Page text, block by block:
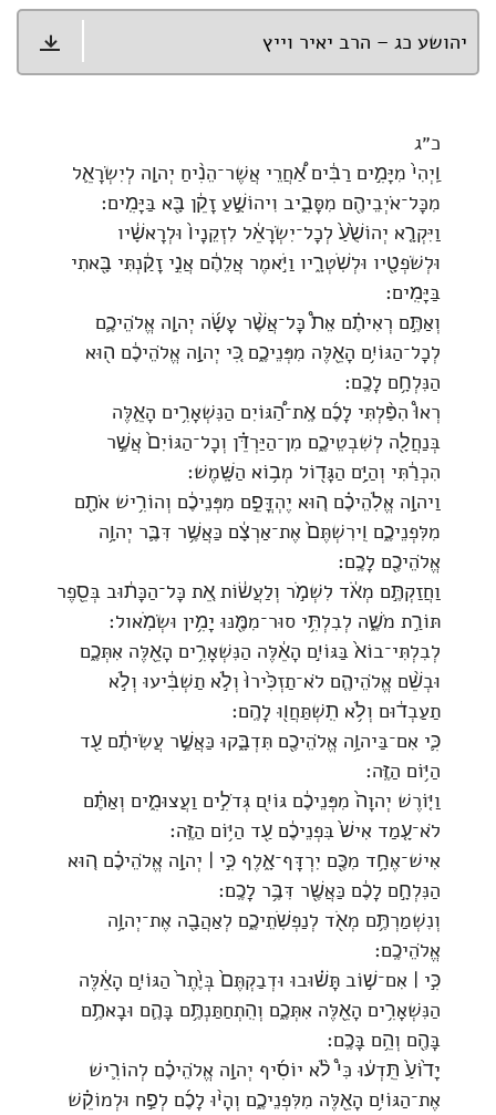
יהושע כג – הרב יאיר וייץ
כ״ג
וַֽיְהִי֙ מִיָּמִ֣ים רַבִּ֔ים אַ֠חֲרֵי אֲשֶׁר־הֵנִ֨יחַ יְהוָ֧ה לְיִשְׂרָאֵ֛ל
מִכָּל־אֹיְבֵיהֶ֖ם מִסָּבִ֑יב וִיהוֹשֻׁ֣עַ זָקֵ֔ן בָּ֖א בַּיָּמִֽים׃
וַיִּקְרָ֤א יְהוֹשֻׁ֙עַ֙ לְכָל־יִשְׂרָאֵ֔ל לִזְקֵנָיו֙ וּלְרָאשָׁ֔יו
וּלְשֹׁפְטָ֖יו וּלְשֹֽׁטְרָ֑יו וַיֹּ֣אמֶר אֲלֵהֶ֔ם אֲנִ֣י זָקַ֔נְתִּי בָּ֖אתִי
בַּיָּמִֽים׃
וְאַתֶּ֣ם רְאִיתֶ֗ם אֵת֩ כָּל־אֲשֶׁ֨ר עָשָׂ֜ה יְהוָ֧ה אֱלֹהֵיכֶ֛ם
לְכָל־הַגּוֹיִ֥ם הָאֵ֖לֶּה מִפְּנֵיכֶ֑ם כִּ֚י יְהוָ֣ה אֱלֹהֵיכֶ֔ם ה֖וּא
הַנִּלְחָ֥ם לָכֶֽם׃
רְאוּ֩ הִפַּ֨לְתִּי לָכֶ֜ם אֶֽת־הַ֠גּוֹיִם הַנִּשְׁאָרִ֥ים הָאֵ֛לֶּה
בְּנַחֲלָ֖ה לְשִׁבְטֵיכֶ֑ם מִן־הַיַּרְדֵּ֗ן וְכָל־הַגּוֹיִם֙ אֲשֶׁ֣ר
הִכְרַ֔תִּי וְהַיָּ֥ם הַגָּד֖וֹל מְב֥וֹא הַשָּֽׁמֶשׁ׃
וַיהוָ֣ה אֱלֹֽהֵיכֶ֗ם ה֚וּא יֶהְדֳּפֵ֣ם מִפְּנֵיכֶ֔ם וְהוֹרִ֥ישׁ אֹתָ֖ם
מִלִּפְנֵיכֶ֑ם וִֽירִשְׁתֶּם֙ אֶת־אַרְצָ֔ם כַּאֲשֶׁ֥ר דִּבֶּ֛ר יְהוָ֥ה
אֱלֹהֵיכֶ֖ם לָכֶֽם׃
וַחֲזַקְתֶּ֣ם מְאֹ֔ד לִשְׁמֹ֣ר וְלַעֲשׂ֔וֹת אֵ֚ת כָּל־הַכָּת֔וּב בְּסֵ֖פֶר
תּוֹרַ֣ת מֹשֶׁ֑ה לְבִלְתִּ֥י סוּר־מִמֶּ֖נּוּ יָמִ֥ין וּשְׂמֹֽאול׃
לְבִלְתִּי־בוֹא֙ בַּגּוֹיִ֣ם הָאֵ֔לֶּה הַנִּשְׁאָרִ֥ים הָאֵ֖לֶּה אִתְּכֶ֑ם
וּבְשֵׁ֨ם אֱלֹהֵיהֶ֤ם לֹא־תַזְכִּ֙ירוּ֙ וְלֹ֣א תַשְׁבִּ֔יעוּ וְלֹ֣א
תַעַבְד֔וּם וְלֹ֥א תִֽשְׁתַּחֲו֖וּ לָהֶֽם׃
כִּ֛י אִם־בַּיהוָ֥ה אֱלֹהֵיכֶ֖ם תִּדְבָּ֑קוּ כַּאֲשֶׁ֣ר עֲשִׂיתֶ֔ם עַ֖ד
הַיּ֥וֹם הַזֶּֽה׃
וַיּ֤וֹרֶשׁ יְהוָה֙ מִפְּנֵיכֶ֔ם גּוֹיִ֖ם גְּדֹלִ֣ים וַעֲצוּמִ֑ים וְאַתֶּ֗ם
לֹא־עָ֤מַד אִישׁ֙ בִּפְנֵיכֶ֔ם עַ֖ד הַיּ֥וֹם הַזֶּֽה׃
אִישׁ־אֶחָ֥ד מִכֶּ֖ם יִרְדָּף־אָ֑לֶף כִּ֣י ׀ יְהוָ֣ה אֱלֹהֵיכֶ֗ם ה֚וּא
הַנִּלְחָ֣ם לָכֶ֔ם כַּאֲשֶׁ֖ר דִּבֶּ֥ר לָכֶֽם׃
וְנִשְׁמַרְתֶּ֥ם מְאֹ֖ד לְנַפְשֹֽׁתֵיכֶ֑ם לְאַהֲבָ֖ה אֶת־יְהוָ֥ה
אֱלֹהֵיכֶֽם׃
כִּ֣י ׀ אִם־שׁ֣וֹב תָּשׁ֗וּבוּ וּדְבַקְתֶּם֙ בְּיֶ֙תֶר֙ הַגּוֹיִ֣ם הָאֵ֔לֶּה
הַנִּשְׁאָרִ֥ים הָאֵ֖לֶּה אִתְּכֶ֑ם וְהִֽתְחַתַּנְתֶּ֥ם בָּהֶ֛ם וּבָאתֶ֥ם
בָּהֶ֖ם וְהֵ֥ם בָּכֶֽם׃
יָד֙וֹעַ֙ תֵּֽדְע֔וּ כִּי֩ לֹ֨א יוֹסִ֜יף יְהוָ֣ה אֱלֹהֵיכֶ֗ם לְהוֹרִ֛ישׁ
אֶת־הַגּוֹיִ֥ם הָאֵ֖לֶּה מִלִּפְנֵיכֶ֑ם וְהָי֨וּ לָכֶ֜ם לְפַ֣ח וּלְמוֹקֵ֗שׁ